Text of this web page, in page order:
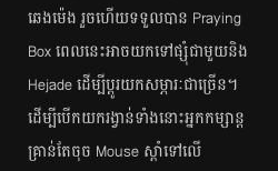
ឆេងម៉េង ​រួច​ហើយ​​​ទទួល​បាន​ Praying
Box ពេល​នេះ​អាច​យក​ទៅ​ផ្សុំ​ជា​មួយ​និង​
Hejade ដើម្បី​​ប្ដូរ​យកសម្ភារៈ​ជា​ច្រើន។
ដើម្បី​បើក​យក​រង្វាន់​ទាំង​នោះ​អ្នក​កម្សាន្ត​
គ្រាន់​តែ​​ចុច Mouse ស្ដាំ​ទៅ​លើ​